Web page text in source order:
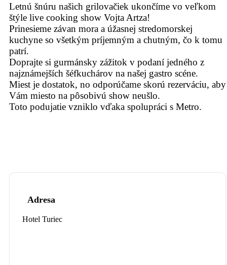
Letnú šnúru našich grilovačiek ukončíme vo veľkom
štýle live cooking show Vojta Artza!
Prinesieme závan mora a úžasnej stredomorskej
kuchyne so všetkým príjemným a chutným, čo k tomu
patrí.
Doprajte si gurmánsky zážitok v podaní jedného z
najznámejších šéfkuchárov na našej gastro scéne.
Miest je dostatok, no odporúčame skorú rezerváciu, aby
Vám miesto na pôsobivú show neušlo.
Toto podujatie vzniklo vďaka spolupráci s Metro.
Adresa
Hotel Turiec